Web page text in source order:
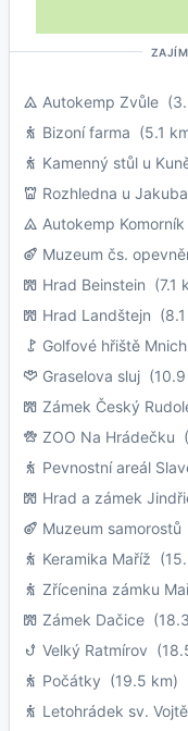
Autokemp Zvůle
Bizoní farma (5.1
Kamenný stůl u
Rozhledna u Jakuba
Autokemp Komorník
Muzeum čs.
Hrad Beinstein (7.1
Hrad Landštejn
Golfové hřiště Mnich
Graselova sluj
Zámek Český
ZOO Na Hrádečku
Pevnostní areál
Hrad a zámek
Muzeum samorostů
Keramika Maříž
Zřícenina zámku
Zámek Dačice
Velký Ratmírov
Počátky (19.5 km)
Letohrádek sv.